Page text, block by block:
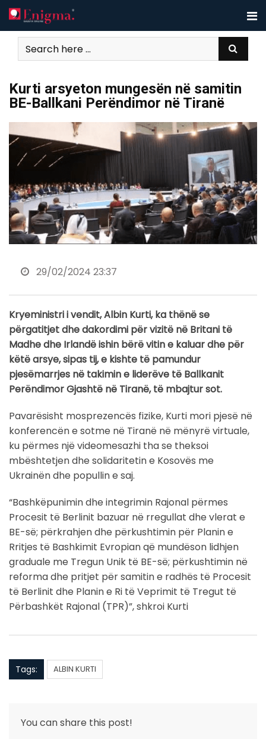
Skip
to
content
Kurti arsyeton mungesën në samitin
BE-Ballkani Perëndimor në Tiranë
29/02/2024 23:37
Kryeministri i vendit, Albin Kurti, ka thënë se
përgatitjet dhe dakordimi për vizitë në Britani të
Madhe dhe Irlandë ishin bërë vitin e kaluar dhe për
këtë arsye, sipas tij, e kishte të pamundur
pjesëmarrjes në takimin e liderëve të Ballkanit
Perëndimor Gjashtë në Tiranë, të mbajtur sot.
Pavarësisht mosprezencës fizike, Kurti mori pjesë në
konferencën e sotme në Tiranë në mënyrë virtuale,
ku përmes një videomesazhi tha se theksoi
mbështetjen dhe solidaritetin e Kosovës me
Ukrainën dhe popullin e saj.
“Bashkëpunimin dhe integrimin Rajonal përmes
Procesit të Berlinit bazuar në rregullat dhe vlerat e
BE-së; përkrahjen dhe përkushtimin për Planin e
Rritjes të Bashkimit Evropian që mundëson lidhjen
graduale me Tregun Unik të BE-së; përkushtimin në
reforma dhe pritjet për samitin e radhës të Procesit
të Berlinit dhe Planin e Ri të Veprimit të Tregut të
Përbashkët Rajonal (TPR)”, shkroi Kurti
Tags: ALBIN KURTI
You can share this post!